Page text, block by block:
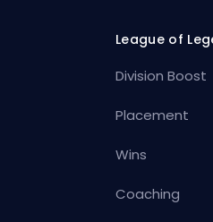
League of
Division Boost
Placement
Wins
Coaching